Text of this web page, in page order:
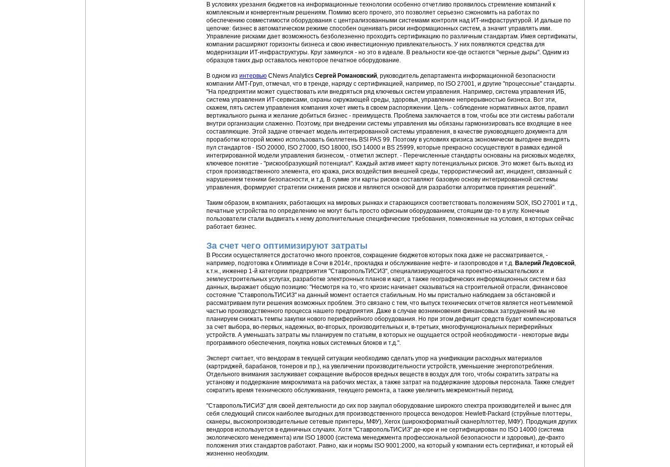
В условиях урезания бюджетов на информационные технологии особенно отчетливо проявилось стремление компаний к
комплексным и конвергентным решениям. Помимо всего прочего, это позволяет серьезно сэкономить на работах по
обеспечению совместимости оборудования с централизованными системами контроля над ИТ-инфраструктурой. И дальше по
цепочке: бизнес в автоматическом режиме способен оценивать риски информационных систем, а значит управлять ими.
Управление рисками дает возможность безболезненно проходить сертификацию по различным стандартам. Имея сертификаты,
компании расширяют горизонты бизнеса и свою инвестиционную привлекательность. У них появляются средства для
модернизации ИТ-инфраструктуры. Круг замкнулся - но это в идеале. В реальности кое-где остаются "черные дыры". Одним из
образцов таких дыр оставалось некоторое печатное оборудование.
В одном из интервью CNews Analytics Сергей Романовский, руководитель департамента информационной безопасности
компании АМТ-Груп, отмечал, что в тренде, наряду с сертификацией, например, по ISO 27001, и другие "процессные" стандарты.
"На предприятии может существовать или внедряться ряд ключевых систем управления. Например, система управления ИБ,
система управления ИТ-сервисами, охраны окружающей среды, здоровья, управление непрерывностью бизнеса. Вот эти,
скажем, пять систем управления компания хочет иметь в своем распоряжении. Цель - соблюдение нормативных актов, правил
вертикального рынка и желание добиться бизнес - преимуществ. Проблема заключается в том, чтобы все эти системы работали
внутри организации слаженно. Поэтому, при внедрении системы управления мы обязаны гармонизировать все входящие в нее
составляющие. Этой задаче отвечает модель интегрированной системы управления, в качестве руководящего документа для
проработки которой можно использовать бюллетень BSI PAS 99. Поэтому в условиях кризиса экономически выгоднее внедрять
пул стандартов - ISO 20000, ISO 27000, ISO 18000, ISO 14000 и BS 25999, которые прекрасно сосуществуют в рамках единой
интегрированной модели управления бизнесом, - отметил эксперт. - Перечисленные стандарты основаны на рисковых моделях,
ключевое понятие - "рискообразующий потенциал". Каждый актив имеет карту потенциальных рисков. Это может быть выход из
строя производственного элемента, его кража, риск воздействия внешней среды, террористический акт, инцидент, связанный с
нарушением техники безопасности, и т.д. В сумме эти карты рисков составляют базовую основу интегрированной системы
управления, формируют стратегии снижения рисков и являются основой для разработки алгоритмов принятия решений".
Таким образом, в компаниях, работающих на мировых рынках и старающихся соответствовать положениям SOX, ISO 27001 и т.д.,
печатные устройства по определению не могут быть просто офисным оборудованием, стоящим где-то в углу. Конечные
пользователи стали выдвигать к нему дополнительные специфические требования, помноженные на условия, в которых сейчас
работает бизнес.
За счет чего оптимизируют затраты
В России осуществляется достаточно много проектов, сокращение бюджетов которых пока даже не рассматривается, -
например, подготовка к Олимпиаде в Сочи в 2014г., прокладка и обслуживание нефте- и газопроводов и т.д. Валерий Ледовской,
к.т.н., инженер 1-й категории предприятия "СтавропольТИСИЗ", специализирующегося на проектно-изыскательских и
землеустроительных услугах, разработке электронных планов и карт, а также географических информационных систем и баз
данных, выражает общую позицию: "Несмотря на то, что кризис начинает сказываться на строительной отрасли, финансовое
состояние "СтавропольТИСИЗ" на данный момент остается стабильным. Но мы пристально наблюдаем за обстановкой и
рассматриваем пути решения возможных проблем. Это связано с тем, что выпуск технических отчетов является неотъемлемой
частью производственного процесса нашего предприятия. Даже в случае возникновения финансовых затруднений мы не
планируем снижать темпы закупки нового периферийного оборудования. Но при этом дефицит средств будет компенсироваться
за счет выбора, во-первых, надежных, во-вторых, производительных и, в-третьих, многофункциональных периферийных
устройств. А уменьшать затраты мы планируем по статьям, в которых не ощущается острой необходимости - некоторые виды
программного обеспечения, покупка новых системных блоков и т.д.".
Эксперт считает, что вендорам в текущей ситуации необходимо сделать упор на унификации расходных материалов
(картриджей, барабанов, тонеров и пр.), на увеличении производительности устройств, уменьшение энергопотребления.
Отдельного внимания заслуживает сокращение выбросов вредных веществ в воздух для того, чтобы сократить затраты на
установку и поддержание микроклимата на рабочих местах, а также затрат на поддержание здоровья персонала. Также следует
сократить время технического обслуживания, текущего ремонта, а также увеличить межремонтный период.
"СтавропольТИСИЗ" для своей деятельности до сих пор закупал оборудование широкого спектра производителей и вынес для
себя следующий список наиболее выгодных для производственного процесса венодоров: Hewlett-Packard (струйные плоттеры,
сканеры, высокопроизводительные сетевые принтеры, МФУ), Xerox (широкоформатный сканер/плоттер, МФУ). Продукция других
вендоров используется в единичных случаях. Хотя "СтавропольТИСИЗ" де-юре и не сертифицирован по ISO 14000 (система
экологического менеджмента) или ISO 18000 (система менеджмента профессиональной безопасности и здоровья), де-факто
положения этих стандартов работают. Равно, как и нормы ISO 9001:2000, на который у компании есть сертификат, и который ей
жизненно необходим.